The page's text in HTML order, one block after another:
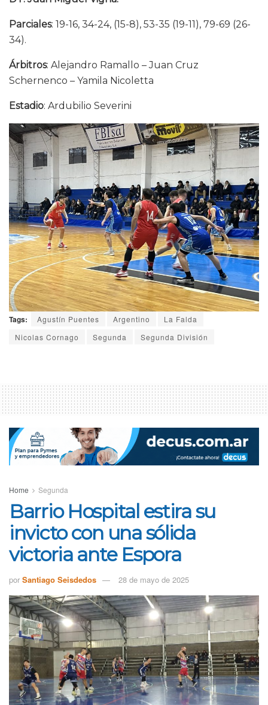
Parciales: 19-16, 34-24, (15-8), 53-35 (19-11), 79-69 (26-
34).
Árbitros: Alejandro Ramallo – Juan Cruz
Schernenco – Yamila Nicoletta
Estadio: Ardubilio Severini
Tags: Agustín Puentes Argentino
La Falda
Nicolas Cornago
Segunda Segunda División
Home Segunda
Barrio Hospital estira su
invicto con una sólida
victoria ante Espora
por Santiago Seisdedos 28 de mayo de 2025